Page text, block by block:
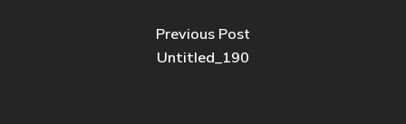
Previous Post
Untitled_190